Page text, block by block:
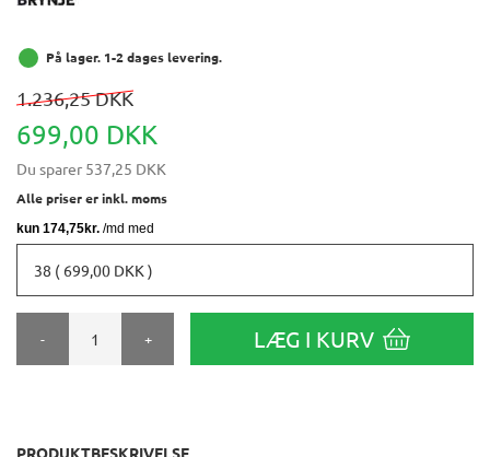
På lager. 1-2 dages levering.
1.236,25 DKK
699,00 DKK
Du sparer 537,25 DKK
Alle priser er inkl. moms
38 ( 699,00 DKK )
- + LÆG I KURV
PRODUKTBESKRIVELSE